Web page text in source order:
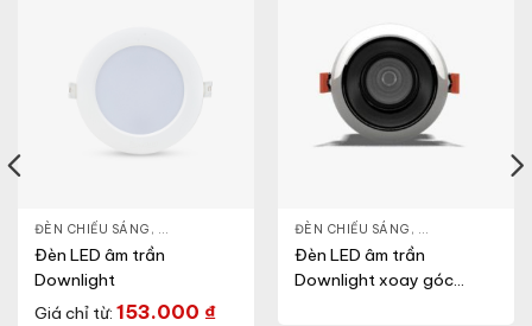
ĐÈN CHIẾU SÁNG , ĐÈN LED DOWNLIGHT, THIẾT BỊ CHIẾU SÁNG
Đèn LED âm trần
Downlight
Giá chỉ từ: 153.000 ₫
ĐÈN CHIẾU SÁNG , ĐÈN LED
Đèn LED âm trần
Downlight xoay góc
, THIẾT BỊ CHIẾU SÁNG